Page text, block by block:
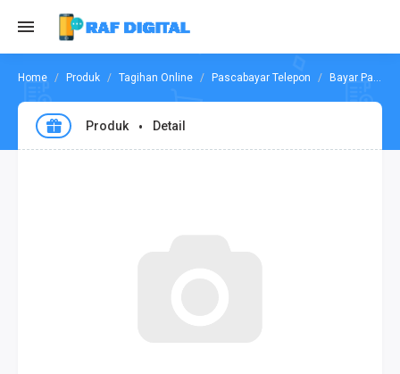
Produk Tagihan Online Pascabayar Telepon Bayar Pascabayar Fren
Produk Detail